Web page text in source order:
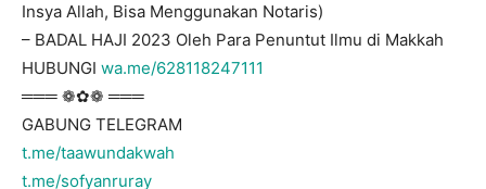
Insya Allah, Bisa Menggunakan Notaris)
– BADAL HAJI 2023 Oleh Para Penuntut Ilmu di Makkah
HUBUNGI wa.me/628118247111
═══ ❁✿❁ ═══
GABUNG TELEGRAM
t.me/taawundakwah
t.me/sofyanruray